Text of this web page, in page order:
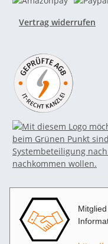
Vertrag widerrufen